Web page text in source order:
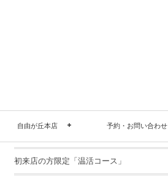
自由が丘本店 予約・お問い合わせ
初来店の方限定「温活コース」